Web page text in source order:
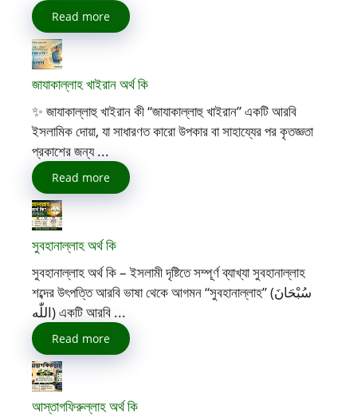
Read more
জাযাকাল্লাহ খাইরান অর্থ কি
✨ জাযাকাল্লাহু খাইরান কী “জাযাকাল্লাহু খাইরান” একটি আরবি
ইসলামিক দোয়া, যা সাধারণত কারো উপকার বা সাহায্যের পর কৃতজ্ঞতা
প্রকাশের জন্য ...
Read more
সুবহানাল্লাহ অর্থ কি
সুবহানাল্লাহ অর্থ কি – ইসলামী দৃষ্টিতে সম্পূর্ণ ব্যাখ্যা সুবহানাল্লাহ
শব্দের উৎপত্তি আরবি ভাষা থেকে আগমন “সুবহানাল্লাহ” (سُبْحَانَ
اللّٰه) একটি আরবি ...
Read more
আস্তাগফিরুল্লাহ অর্থ কি